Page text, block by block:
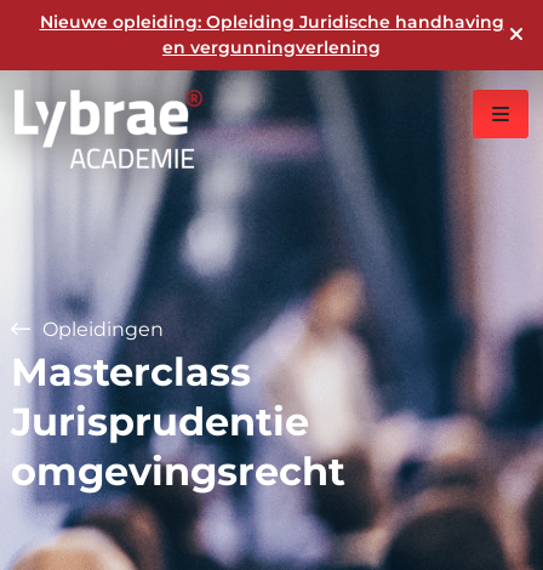
Nieuwe opleiding: Opleiding Juridische handhaving
en vergunningverlening
Opleidingen
Masterclass
Jurisprudentie
omgevingsrecht